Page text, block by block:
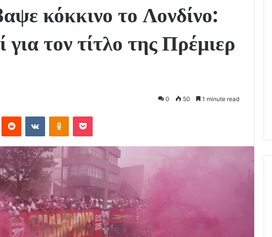
κόκκινο το Λονδίνο:
τον τίτλο της Πρέμιερ
0 50 1 minute read
Reddit VKontakteOdnoklassniki
Pocket